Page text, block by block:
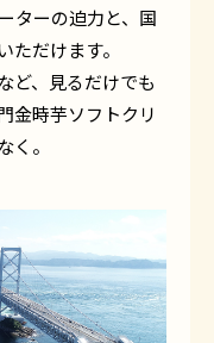
ターの迫力と、国
だけます。
ど、見るだけでも
金時芋ソフトクリ
く。